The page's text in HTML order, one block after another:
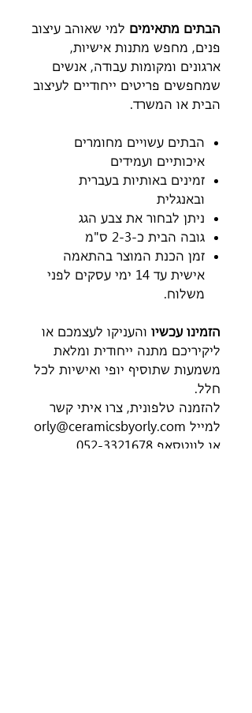
הבתים מתאימים למי שאוהב עיצוב
פנים, מחפש מתנות אישיות,
ארגונים ומקומות עבודה, אנשים
שמחפשים פריטים ייחודיים לעיצוב
הבית או המשרד.
הבתים עשויים מחומרים
איכותיים ועמידים
זמינים באותיות בעברית
ובאנגלית
ניתן לבחור את צבע הגג
גובה הבית כ-2-3 ס"מ
זמן הכנת המוצר בהתאמה
אישית עד 14 ימי עסקים לפני
משלוח.
הזמינו עכשיו והעניקו לעצמכם או
ליקיריכם מתנה ייחודית ומלאת
משמעות שתוסיף יופי ואישיות לכל
חלל.
להזמנה טלפונית, צרו איתי קשר
למייל orly@ceramicsbyorly.com
או לווטסאפ